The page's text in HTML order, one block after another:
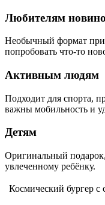
Любителям
Необычный формат
попробовать что-то
Активным людям
Подходит для спорта,
важны мобильность и
Детям
Оригинальный
увлеченному ребёнку.
Космический бургер с